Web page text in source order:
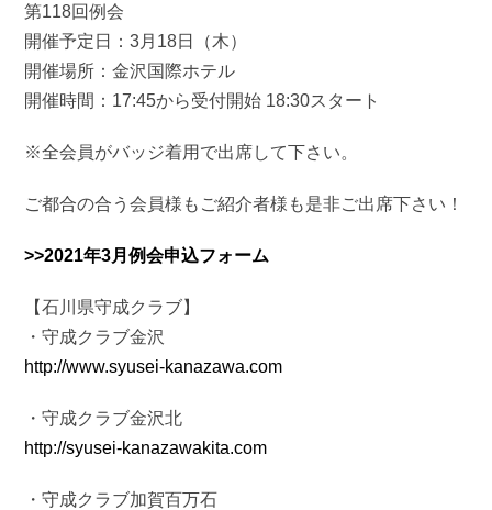
第118回例会
開催予定日：3月18日（木）
開催場所：金沢国際ホテル
開催時間：17:45から受付開始 18:30スタート
※全会員がバッジ着用で出席して下さい。
ご都合の合う会員様もご紹介者様も是非ご出席下さい！
>>2021年3月例会申込フォーム
【石川県守成クラブ】
・守成クラブ金沢
http://www.syusei-kanazawa.com
・守成クラブ金沢北
http://syusei-kanazawakita.com
・守成クラブ加賀百万石